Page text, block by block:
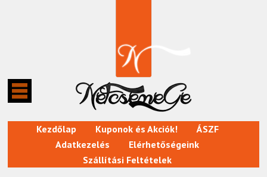
Kezdőlap Kuponok és Akciók!
ÁSZF
Adatkezelés
Elérhetőségeink
Szállítási Feltételek